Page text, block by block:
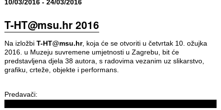
10/03/2016 - 24/03/2016
T-HT@msu.hr 2016
Na izložbi T-HT@msu.hr, koja će se otvoriti u četvrtak 10. ožujka
2016. u Muzeju suvremene umjetnosti u Zagrebu, bit će
predstavljena djela 38 autora, s radovima vezanim uz slikarstvo,
grafiku, crteže, objekte i performans.
Predavači: